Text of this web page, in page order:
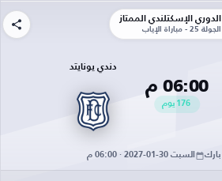
الدوري الإسكتلندي الممتاز
الجولة 25 - مباراة الإياب
06:00 م
176 يوم
دندي يونايتد
بارك السبت 30-01-2027 · 06:00 م